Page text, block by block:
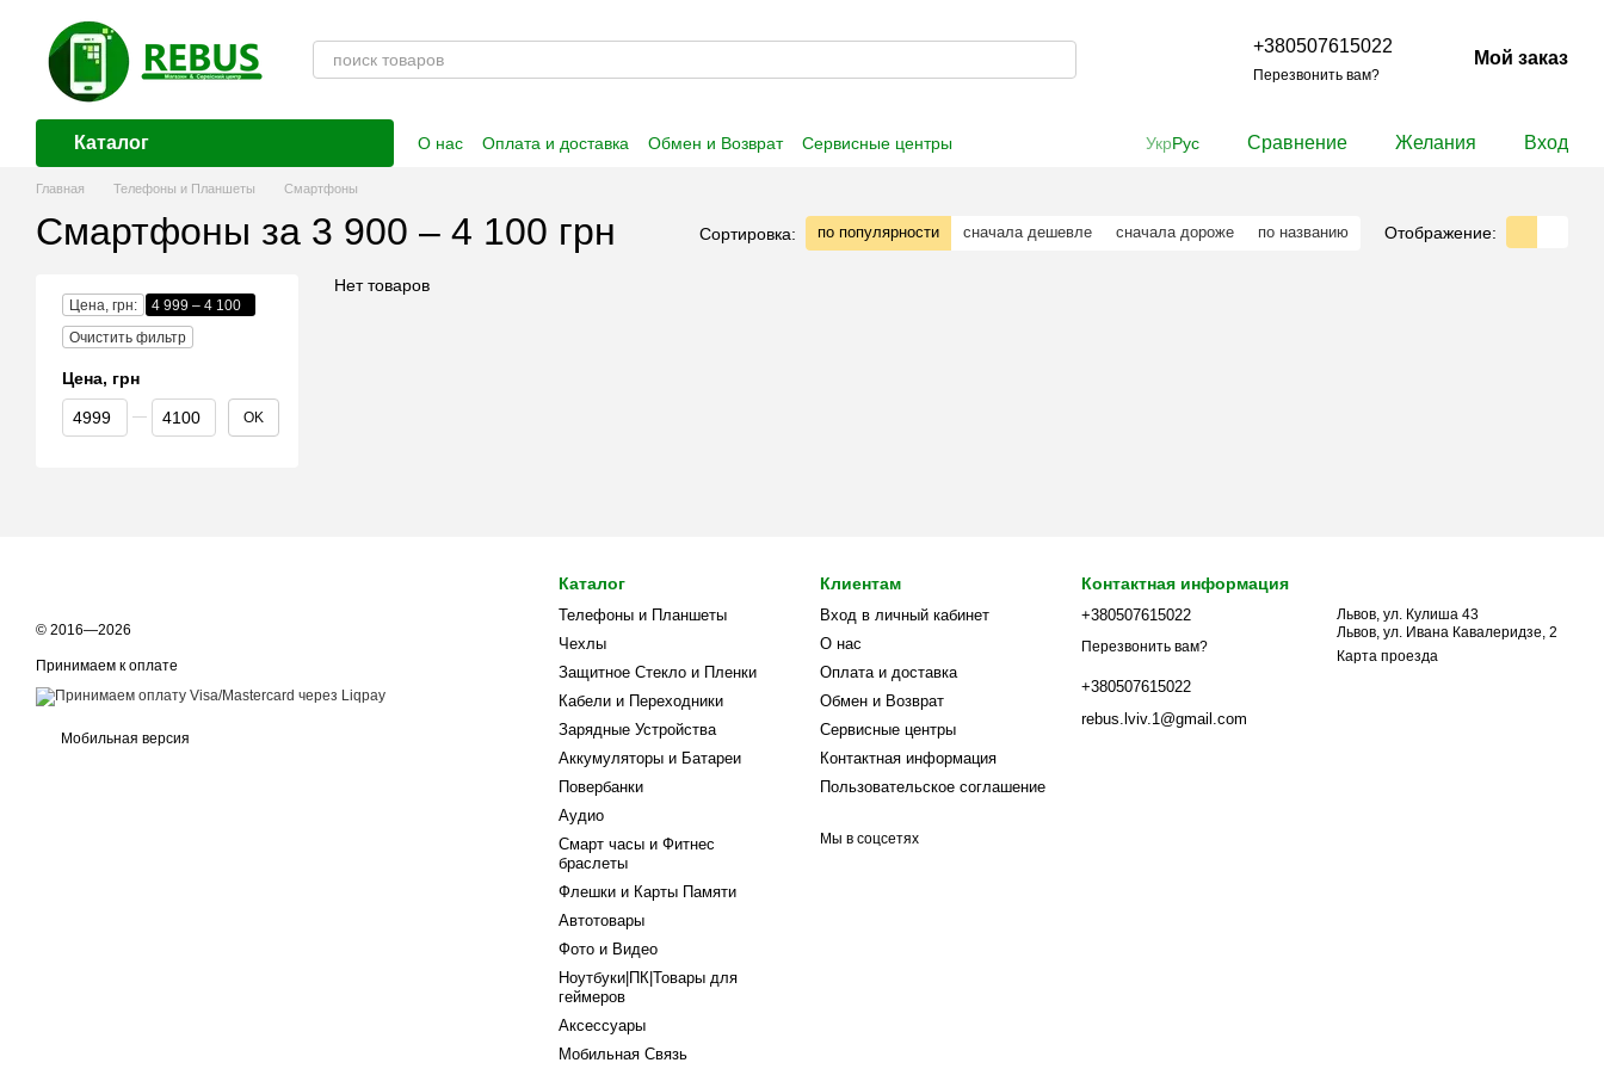
Перейти к основному контенту
+380507615022
Перезвонить вам?
Мой заказ
Каталог О нас Оплата и доставка Обмен и Возврат
Сервисные центры
УкрРус Сравнение Желания Вход
Главная Телефоны и Планшеты Смартфоны
Смартфоны за 3 900 – 4 100 грн Сортировка: по популярности сначала дешевле сначала дороже по названию Отображение:
Нет товаров
Цена, грн:
4 999 – 4 100
Очистить фильтр
Цена, грн
От Цена, грн
До Цена, грн OK
© 2016—2026
Принимаем к оплате
Мобильная версия
Каталог
Телефоны и Планшеты
Чехлы
Защитное Стекло и Пленки
Кабели и Переходники
Зарядные Устройства
Аккумуляторы и Батареи
Повербанки
Аудио
Смарт часы и Фитнес
браслеты
Флешки и Карты Памяти
Автотовары
Фото и Видео
Ноутбуки|ПК|Товары для
геймеров
Аксессуары
Мобильная Связь
Клиентам
Вход в личный кабинет
О нас
Оплата и доставка
Обмен и Возврат
Сервисные центры
Контактная информация
Пользовательское соглашение
Мы в соцсетях
Контактная информация
+380507615022
Перезвонить вам?
+380507615022
rebus.lviv.1@gmail.com
Львов, ул. Кулиша 43
Львов, ул. Ивана Кавалеридзе, 2
Карта проезда